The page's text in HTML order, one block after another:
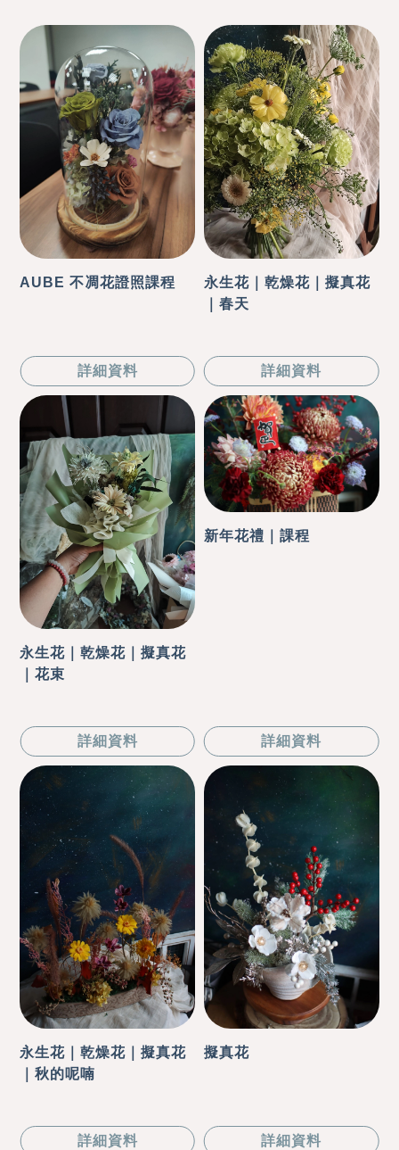
AUBE 不凋花證照課程
詳細資料
永生花｜乾燥花｜擬真花
｜春天
詳細資料
永生花｜乾燥花｜擬真花
｜花束
詳細資料
新年花禮｜課程
詳細資料
永生花｜乾燥花｜擬真花
｜秋的呢喃
詳細資料
擬真花
詳細資料